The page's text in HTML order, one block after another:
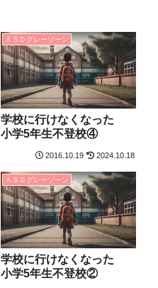
ＡＳＤグレーゾーン
学校に行けなくなった
小学5年生不登校④
2016.10.19 2024.10.18
ＡＳＤグレーゾーン
学校に行けなくなった
小学5年生不登校②